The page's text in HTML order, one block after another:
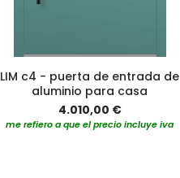
LIM c4 - puerta de entrada de
aluminio para casa
4.010,00 €
me refiero a que el precio incluye iva